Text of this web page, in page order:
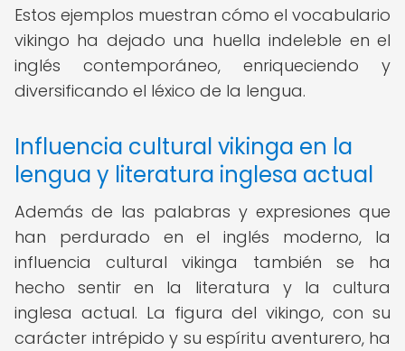
Estos ejemplos muestran cómo el vocabulario
vikingo ha dejado una huella indeleble en el
inglés contemporáneo, enriqueciendo y
diversificando el léxico de la lengua.
Influencia cultural vikinga en la
lengua y literatura inglesa actual
Además de las palabras y expresiones que
han perdurado en el inglés moderno, la
influencia cultural vikinga también se ha
hecho sentir en la literatura y la cultura
inglesa actual. La figura del vikingo, con su
carácter intrépido y su espíritu aventurero, ha